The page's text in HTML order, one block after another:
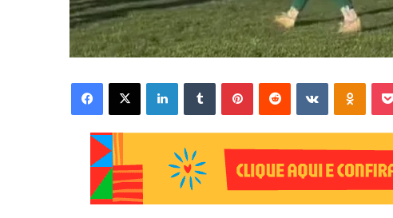
Facebook X Linkedin VK OK